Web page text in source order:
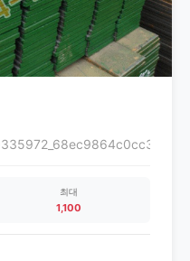
최대
1,100